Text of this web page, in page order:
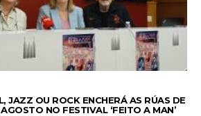
JAZZ OU ROCK ENCHERÁ AS RÚAS DE
NO FESTIVAL ‘FEITO A MAN’